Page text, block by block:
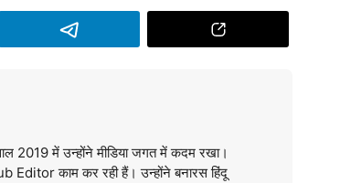
2019 में उन्होंने मीडिया जगत में कदम रखा।
Editor काम कर रही हैं। उन्होंने बनारस हिंदू